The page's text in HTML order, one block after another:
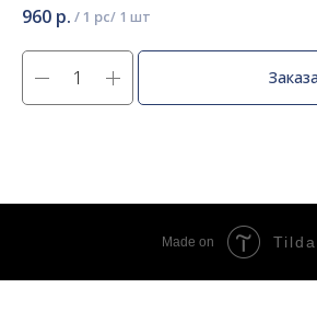
960 р. / 1 pc
Made on Tilda